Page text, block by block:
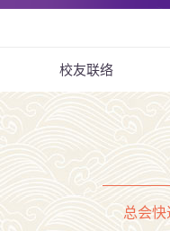
校友联络
总会快